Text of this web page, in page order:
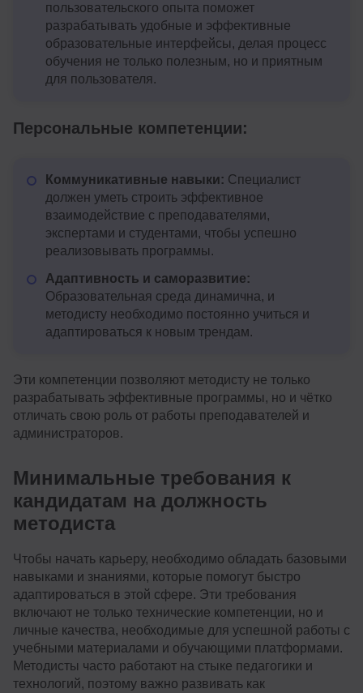
пользовательского опыта поможет
разрабатывать удобные и эффективные
образовательные интерфейсы, делая процесс
обучения не только полезным, но и приятным
для пользователя.
Персональные компетенции:
Коммуникативные навыки: Специалист
должен уметь строить эффективное
взаимодействие с преподавателями,
экспертами и студентами, чтобы успешно
реализовывать программы.
Адаптивность и саморазвитие:
Образовательная среда динамична, и
методисту необходимо постоянно учиться и
адаптироваться к новым трендам.
Эти компетенции позволяют методисту не только
разрабатывать эффективные программы, но и чётко
отличать свою роль от работы преподавателей и
администраторов.
Минимальные требования к
кандидатам на должность
методиста
Чтобы начать карьеру, необходимо обладать базовыми
навыками и знаниями, которые помогут быстро
адаптироваться в этой сфере. Эти требования
включают не только технические компетенции, но и
личные качества, необходимые для успешной работы с
учебными материалами и обучающими платформами.
Методисты часто работают на стыке педагогики и
технологий, поэтому важно развивать как